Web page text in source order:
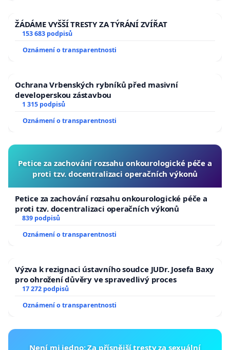
ŽÁDÁME VYŠŠÍ TRESTY ZA TÝRÁNÍ ZVÍŘAT
153 683 podpisů
Oznámení o transparentnosti
Ochrana Vrbenských rybníků před masivní
developerskou zástavbou
1 315 podpisů
Oznámení o transparentnosti
Petice za zachování rozsahu onkourologické péče a
proti tzv. docentralizaci operačních výkonů
Petice za zachování rozsahu onkourologické péče a
proti tzv. docentralizaci operačních výkonů
839 podpisů
Oznámení o transparentnosti
Výzva k rezignaci ústavního soudce JUDr. Josefa Baxy
pro ohrožení důvěry ve spravedlivý proces
17 272 podpisů
Oznámení o transparentnosti
Není mi jedno: Za přísnější tresty za sexuální